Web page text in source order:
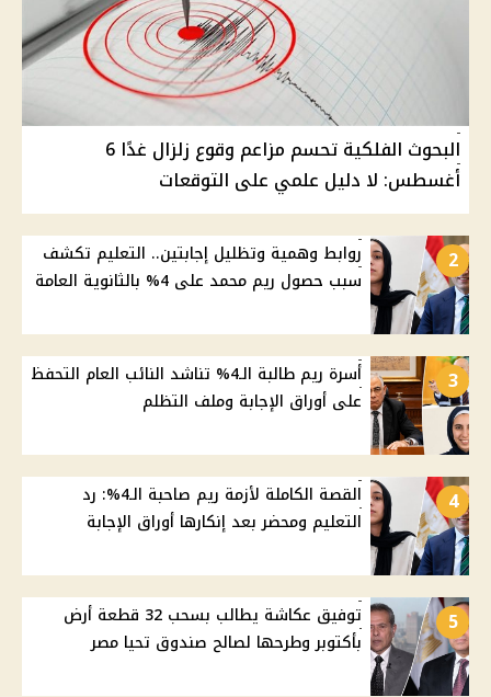
البحوث الفلكية تحسم مزاعم وقوع زلزال غدًا 6
أغسطس: لا دليل علمي على التوقعات
2
روابط وهمية وتظليل إجابتين.. التعليم تكشف
سبب حصول ريم محمد على 4% بالثانوية العامة
3
أسرة ريم طالبة الـ4% تناشد النائب العام التحفظ
على أوراق الإجابة وملف التظلم
4
القصة الكاملة لأزمة ريم صاحبة الـ4%: رد
التعليم ومحضر بعد إنكارها أوراق الإجابة
5
توفيق عكاشة يطالب بسحب 32 قطعة أرض
بأكتوبر وطرحها لصالح صندوق تحيا مصر